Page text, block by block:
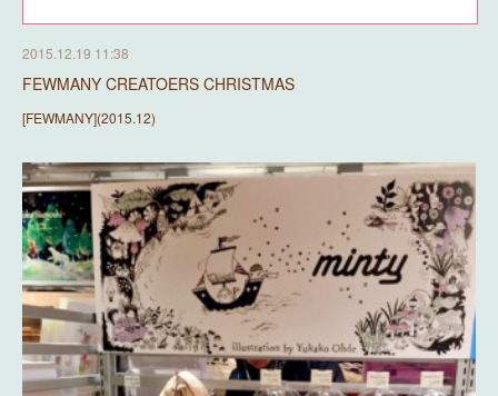
2015.12.19 11:38
FEWMANY CREATOERS CHRISTMAS
[FEWMANY](2015.12)